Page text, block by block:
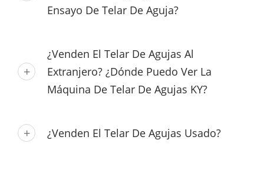
Ensayo De Telar De Aguja?
¿Venden El Telar De Agujas Al
Extranjero? ¿Dónde Puedo Ver La
Máquina De Telar De Agujas KY?
¿Venden El Telar De Agujas Usado?